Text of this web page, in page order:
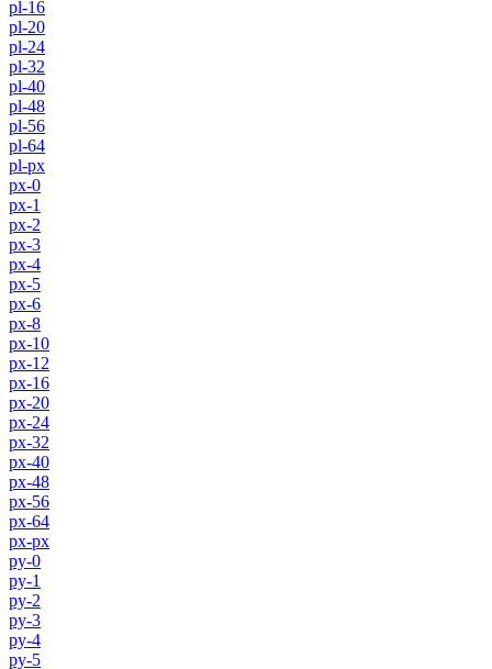
pl-16
pl-20
pl-24
pl-32
pl-40
pl-48
pl-56
pl-64
pl-px
px-0
px-1
px-2
px-3
px-4
px-5
px-6
px-8
px-10
px-12
px-16
px-20
px-24
px-32
px-40
px-48
px-56
px-64
px-px
py-0
py-1
py-2
py-3
py-4
py-5